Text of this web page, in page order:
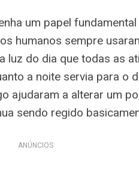
um papel
humanos sempre
luz do dia que todas as
a noite servia para o
ajudaram a alterar um
sendo regido
ANÚNCIOS